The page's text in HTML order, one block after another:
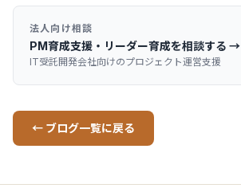
法人向け相談
PM育成支援・リーダー育成を相談する →
IT受託開発会社向けのプロジェクト運営支援
← ブログ一覧に戻る